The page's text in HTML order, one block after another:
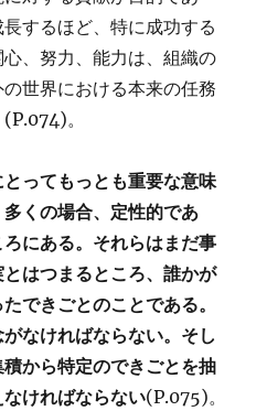
するほど、特に成功する
、努力、能力は、組織の
世界における本来の任務
。
ってもっとも重要な意味
くの場合、定性的であ
にある。それらはまだ事
はつまるところ、誰かが
できごとのことである。
なければならない。そし
から特定のできごとを抽
ければならない(P.075)。